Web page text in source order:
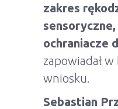
zakres
ochraniacze
zapowiadał
wniosku.
Sebastian